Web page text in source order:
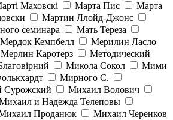
Маховскі Марта Пис
Марта
Мартин Ллойд-Джонс
семинара
Мать Тереза
Мердок Кемпбелл
Мерилин Ласло
Мерлин Каротерз
Методический
Микола Сокол
Мими
Мирного С.
Сурожский
Михаил Волович
и Надежда Телеповы
Проданюк
Михаил Черенков